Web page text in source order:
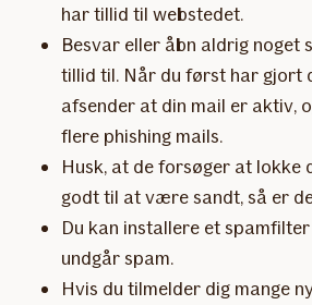
har tillid til webstedet.
Besvar eller åbn aldrig noget
tillid til. Når du først har gjort
afsender at din mail er aktiv,
flere phishing mails.
Husk, at de forsøger at lokke
godt til at være sandt, så er
Du kan installere et
undgår spam.
Hvis du tilmelder dig mange